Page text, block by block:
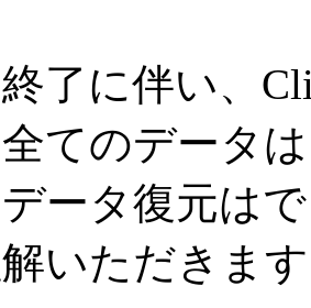
了に伴い、
てのデータ
ータ復元は
いただきま